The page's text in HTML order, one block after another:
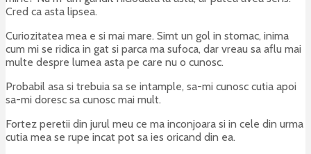
Cred ca asta lipsea.
Curiozitatea mea e si mai mare. Simt un gol in stomac, inima
cum mi se ridica in gat si parca ma sufoca, dar vreau sa aflu mai
multe despre lumea asta pe care nu o cunosc.
Probabil asa si trebuia sa se intample, sa-mi cunosc cutia apoi
sa-mi doresc sa cunosc mai mult.
Fortez peretii din jurul meu ce ma inconjoara si in cele din urma
cutia mea se rupe incat pot sa ies oricand din ea.